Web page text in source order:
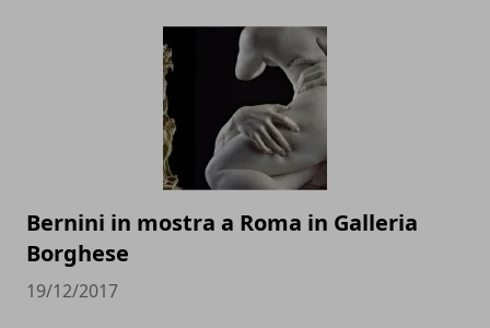
Bernini in mostra a Roma in Galleria
Borghese
19/12/2017